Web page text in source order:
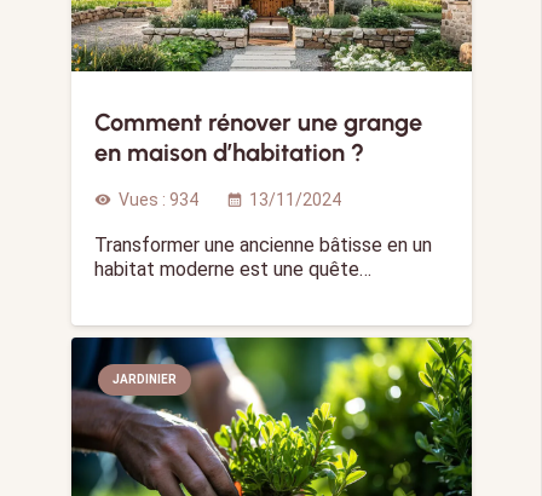
Comment rénover une grange
en maison d’habitation ?
visibility Vues : 934 calendar_month 13/11/2024
Transformer une ancienne bâtisse en un
habitat moderne est une quête…
JARDINIER